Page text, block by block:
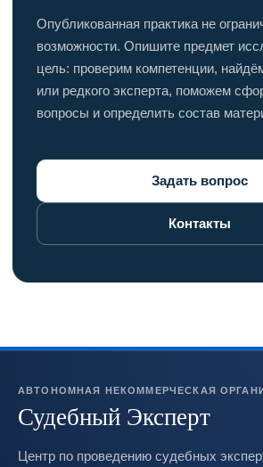
Опубликованная практика не
возможности. Опишите предмет
цель: проверим компетенции,
или редкого эксперта, поможем
вопросы и определить состав
Задать вопрос
Контакты
АВТОНОМНАЯ НЕКОММЕРЧЕСКАЯ
Судебный Эксперт
Центр по проведению судебных